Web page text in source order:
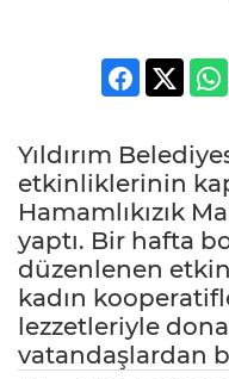
Yıldırım
etkinliklerinin
Hamamlıkızık
yaptı. Bir hafta
düzenlenen
kadın
lezzetleriyle
vatandaşlardan